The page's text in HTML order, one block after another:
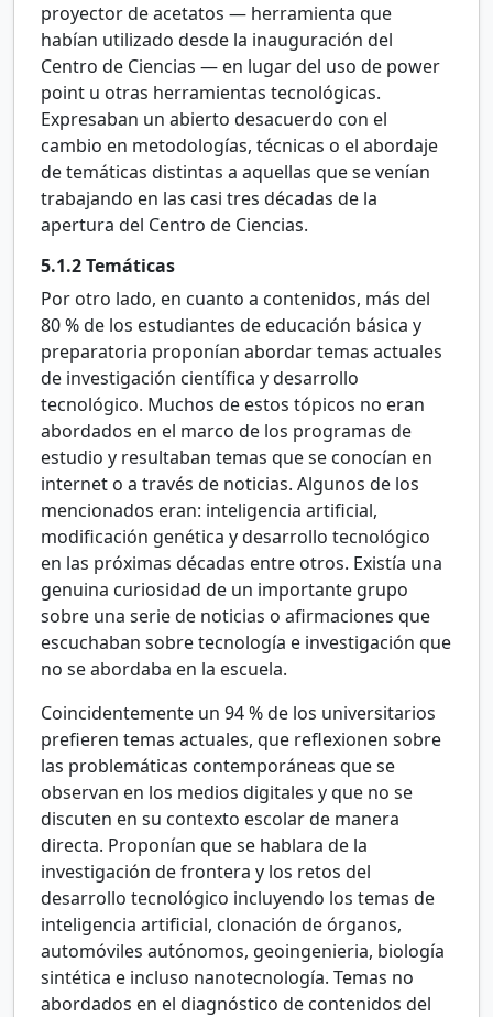
proyector de acetatos — herramienta que
habían utilizado desde la inauguración del
Centro de Ciencias — en lugar del uso de power
point u otras herramientas tecnológicas.
Expresaban un abierto desacuerdo con el
cambio en metodologías, técnicas o el abordaje
de temáticas distintas a aquellas que se venían
trabajando en las casi tres décadas de la
apertura del Centro de Ciencias.
5.1.2Temáticas
Por otro lado, en cuanto a contenidos, más del
80% de los estudiantes de educación básica y
preparatoria proponían abordar temas actuales
de investigación científica y desarrollo
tecnológico. Muchos de estos tópicos no eran
abordados en el marco de los programas de
estudio y resultaban temas que se conocían en
internet o a través de noticias. Algunos de los
mencionados eran: inteligencia artificial,
modificación genética y desarrollo tecnológico
en las próximas décadas entre otros. Existía una
genuina curiosidad de un importante grupo
sobre una serie de noticias o afirmaciones que
escuchaban sobre tecnología e investigación que
no se abordaba en la escuela.
Coincidentemente un 94% de los universitarios
prefieren temas actuales, que reflexionen sobre
las problemáticas contemporáneas que se
observan en los medios digitales y que no se
discuten en su contexto escolar de manera
directa. Proponían que se hablara de la
investigación de frontera y los retos del
desarrollo tecnológico incluyendo los temas de
inteligencia artificial, clonación de órganos,
automóviles autónomos, geoingenieria, biología
sintética e incluso nanotecnología. Temas no
abordados en el diagnóstico de contenidos del